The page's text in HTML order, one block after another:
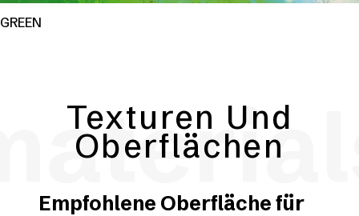
GREEN
Texturen Und
Oberflächen
Empfohlene Oberfläche für